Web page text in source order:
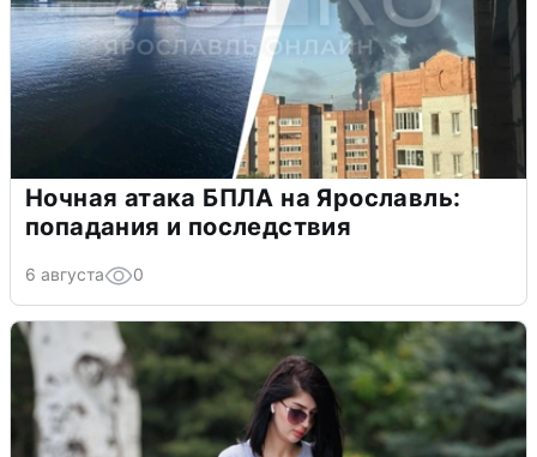
Ночная атака БПЛА на Ярославль:
попадания и последствия
6 августа 0